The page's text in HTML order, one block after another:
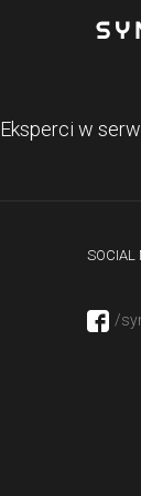
Eksperci w
SOCIAL
/